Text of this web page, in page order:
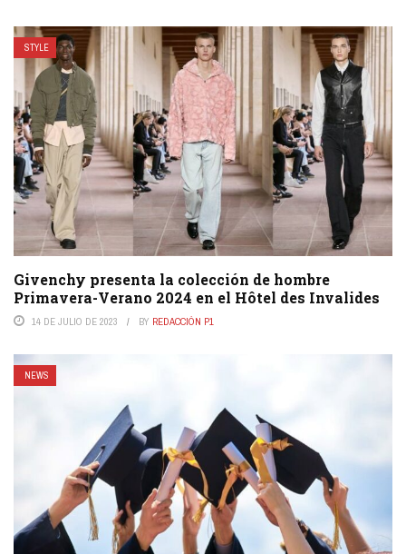
STYLE
Givenchy presenta la colección de hombre
Primavera-Verano 2024 en el Hôtel des Invalides
14 DE JULIO DE 2023 BY REDACCIÓN P1
NEWS